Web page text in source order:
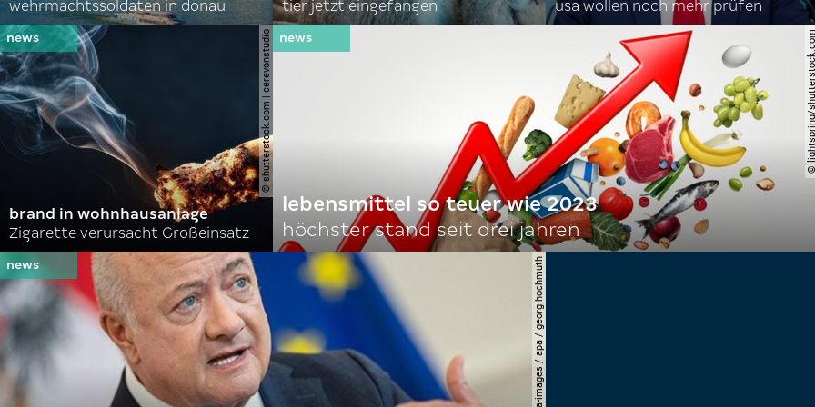
wehrmachtssoldaten in donau
tier jetzt eingefangen
usa wollen noch mehr prüfen
© shutterstock.com | cerevonstudio
brand in wohnhausanlage
Zigarette verursacht Großeinsatz
© lightspring/
lebensmittel so teuer wie 2023
höchster stand seit drei jahren
© apa-images / apa / georg hochmuth